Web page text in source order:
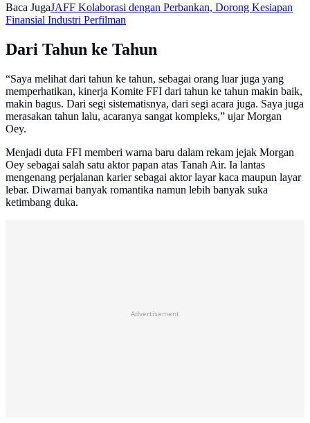
Baca JugaJAFF Kolaborasi dengan Perbankan, Dorong Kesiapan
Finansial Industri Perfilman
Dari Tahun ke Tahun
“Saya melihat dari tahun ke tahun, sebagai orang luar juga yang
memperhatikan, kinerja Komite FFI dari tahun ke tahun makin baik,
makin bagus. Dari segi sistematisnya, dari segi acara juga. Saya juga
merasakan tahun lalu, acaranya sangat kompleks,” ujar Morgan
Oey.
Menjadi duta FFI memberi warna baru dalam rekam jejak Morgan
Oey sebagai salah satu aktor papan atas Tanah Air. Ia lantas
mengenang perjalanan karier sebagai aktor layar kaca maupun layar
lebar. Diwarnai banyak romantika namun lebih banyak suka
ketimbang duka.
Advertisement